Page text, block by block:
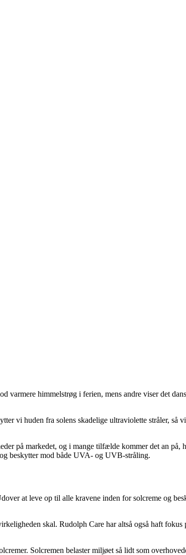
varmere himmelstrøg i ferien, mens andre viser det
vi huden fra solens skadelige ultraviolette stråler,
på markedet, og i mange tilfælde kommer det an på,
beskytter mod både UVA- og UVB-stråling.
at leve op til alle kravene inden for solcreme og
skal. Rudolph Care har altså også haft
Solcremen belaster miljøet så lidt som